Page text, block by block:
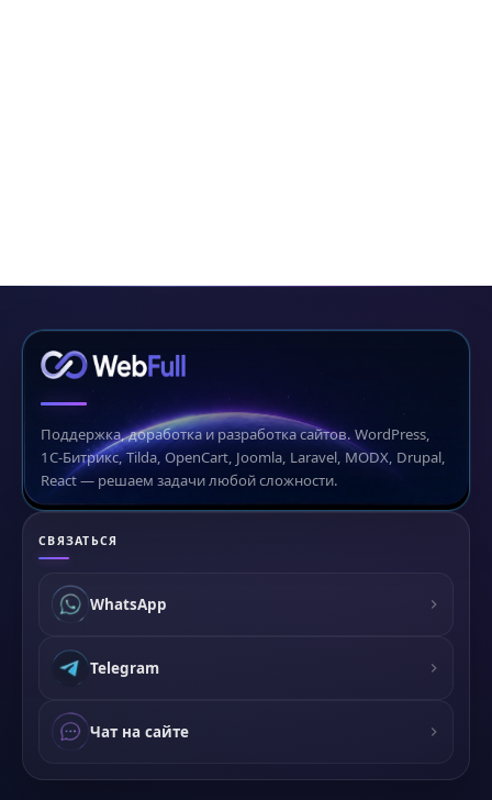
Поддержка, доработка и разработка сайтов. WordPress,
1С-Битрикс, Tilda, OpenCart, Joomla, Laravel, MODX, Drupal,
React — решаем задачи любой сложности.
СВЯЗАТЬСЯ
WhatsApp
Telegram
Чат на сайте